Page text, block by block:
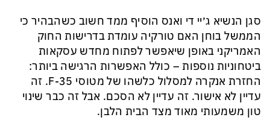
סגן הנשיא ג׳יי די ואנס הוסיף ממד חשוב כשהבהיר כי
הממשל בוחן האם טורקיה עומדת בדרישות החוק
האמריקני באופן שיאפשר לפתוח מחדש עסקאות
ביטחוניות נוספות – כולל האפשרות הרגישה ביותר:
החזרת אנקרה למסלול כלשהו של מטוסי F-35. זה
עדיין לא אישור. זה עדיין לא הסכם. אבל זה כבר שינוי
טון משמעותי מאוד מצד הבית הלבן.